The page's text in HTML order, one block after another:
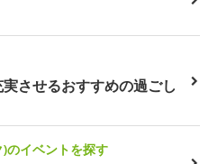
させるおすすめの過ごし
のイベントを探す